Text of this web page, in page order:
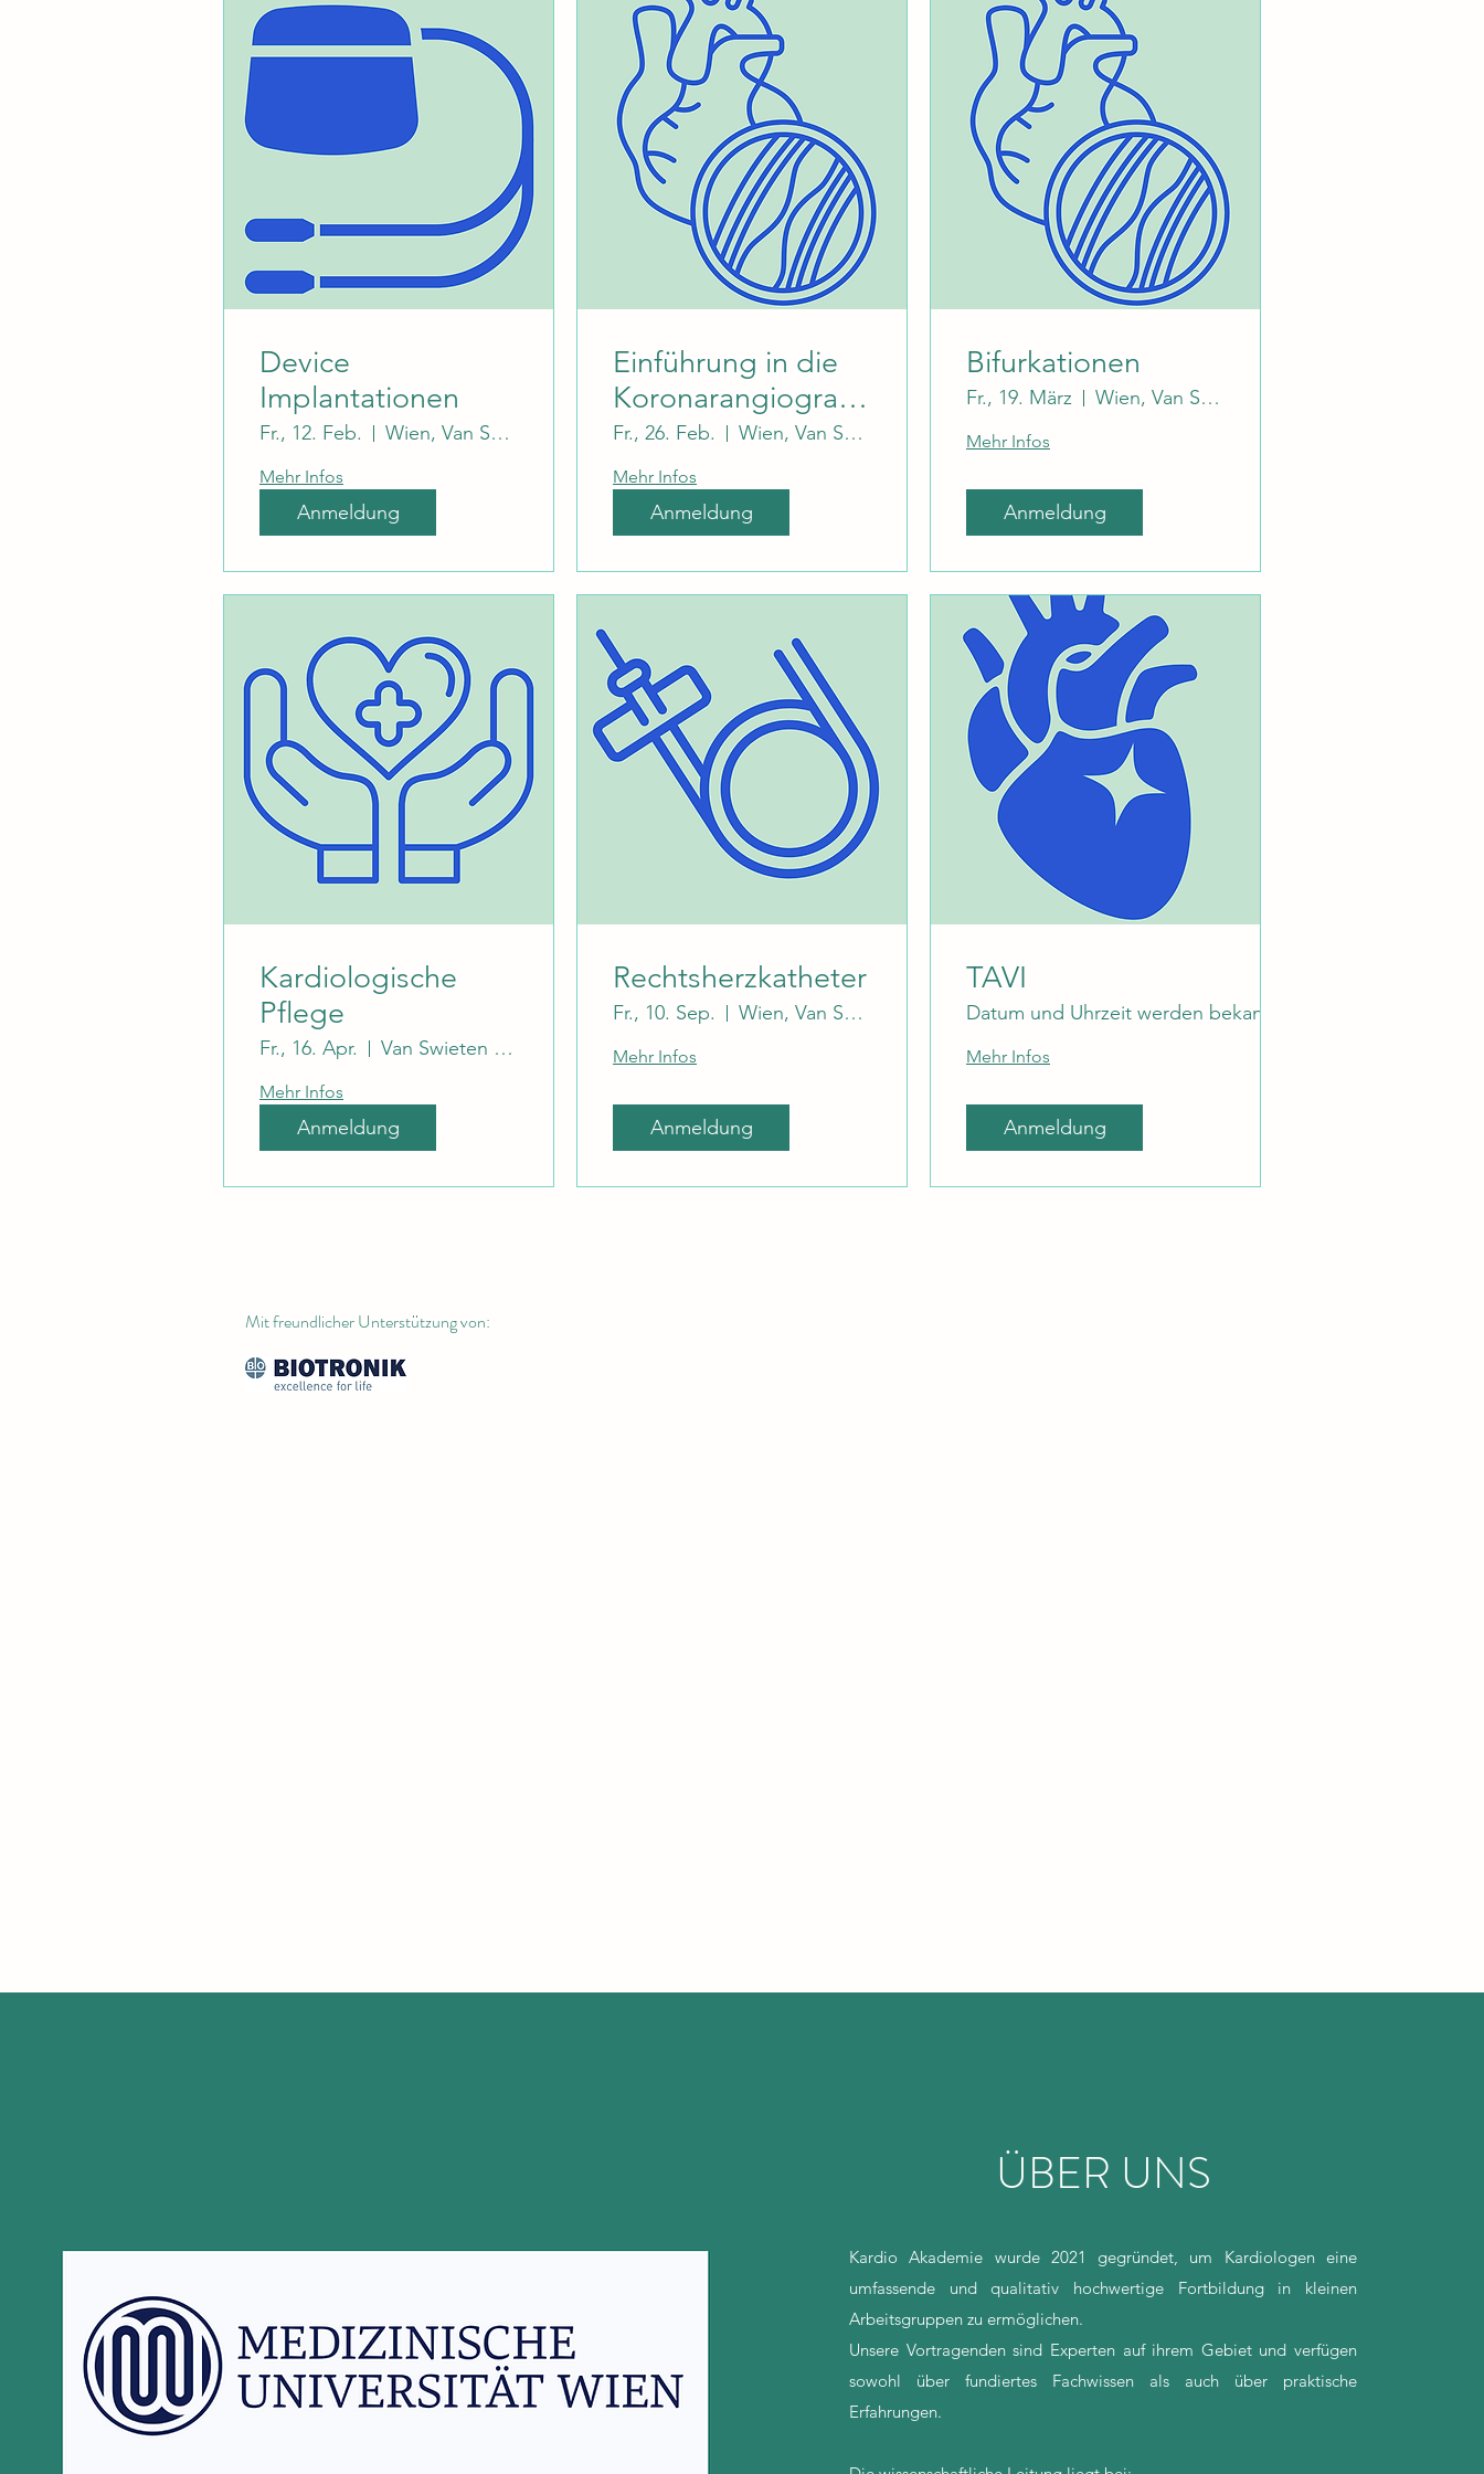
Device
Implantationen
Fr., 12. Feb. Wien, Van Swieten Saal
Mehr Infos
Anmeldung
Einführung in die
Koronarangiografie
für KardiologInnen
in Ausbildung
Fr., 26. Feb. Wien, Van Swieten Saal
Mehr Infos
Anmeldung
Bifurkationen
Fr., 19. März Wien, Van Swieten Saal
Mehr Infos
Anmeldung
Kardiologische
Pflege
Fr., 16. Apr. Van Swieten Saal
Mehr Infos
Anmeldung
Rechtsherzkatheter
Fr., 10. Sep. Wien, Van Swieten Saal
Mehr Infos
Anmeldung
TAVI
Datum und Uhrzeit werden bekanntgegeben
Mehr Infos
Anmeldung
Mit freundlicher Unterstützung von:
ÜBER UNS
Kardio Akademie wurde 2021 gegründet, um Kardiologen eine
umfassende und qualitativ hochwertige Fortbildung in kleinen
Arbeitsgruppen zu ermöglichen.
Unsere Vortragenden sind Experten auf ihrem Gebiet und verfügen
sowohl über fundiertes Fachwissen als auch über praktische
Erfahrungen.